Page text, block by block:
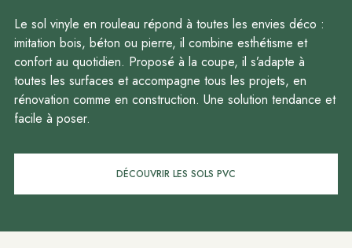
Le sol vinyle en rouleau répond à toutes les envies déco :
imitation bois, béton ou pierre, il combine esthétisme et
confort au quotidien. Proposé à la coupe, il s’adapte à
toutes les surfaces et accompagne tous les projets, en
rénovation comme en construction. Une solution tendance et
facile à poser.
DÉCOUVRIR LES SOLS PVC